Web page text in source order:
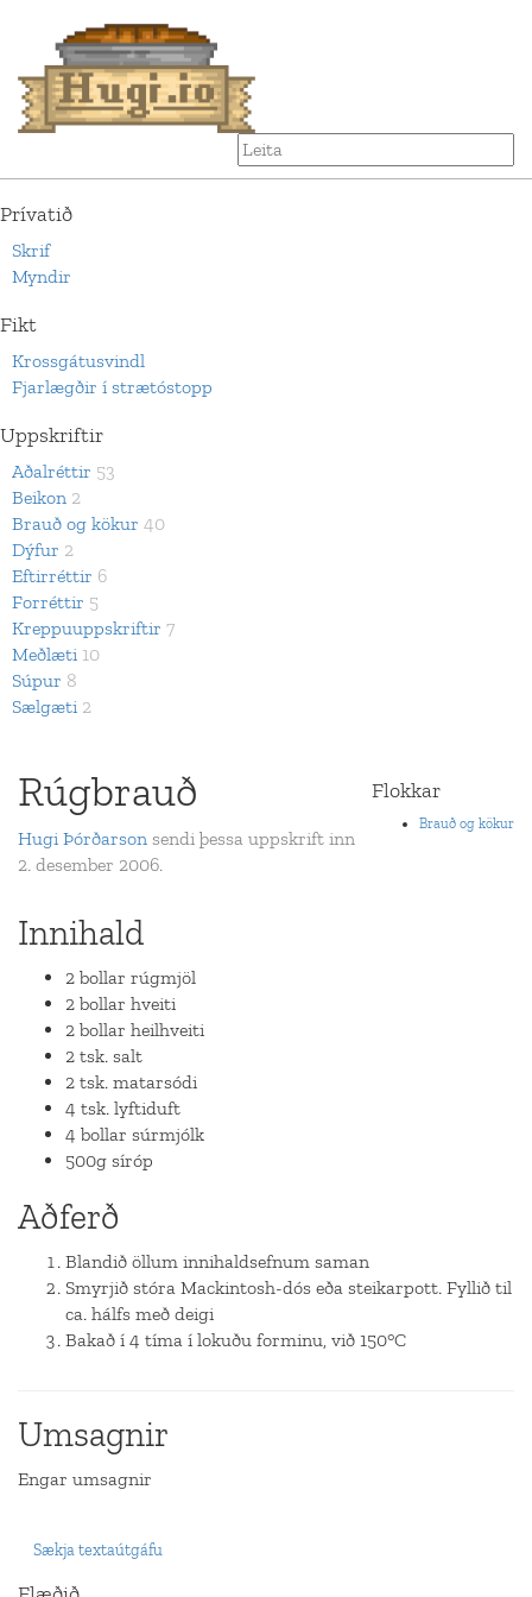
Prívatið
Skrif
Myndir
Fikt
Krossgátusvindl
Fjarlægðir í strætóstopp
Uppskriftir
Aðalréttir 53
Beikon 2
Brauð og kökur 40
Dýfur 2
Eftirréttir 6
Forréttir 5
Kreppuuppskriftir 7
Meðlæti 10
Súpur 8
Sælgæti 2
Flokkar
Brauð og kökur
Rúgbrauð
Hugi Þórðarson sendi þessa uppskrift inn
2. desember 2006.
Innihald
2 bollar rúgmjöl
2 bollar hveiti
2 bollar heilhveiti
2 tsk. salt
2 tsk. matarsódi
4 tsk. lyftiduft
4 bollar súrmjólk
500g síróp
Aðferð
Blandið öllum innihaldsefnum saman
Smyrjið stóra Mackintosh-dós eða steikarpott. Fyllið til
ca. hálfs með deigi
Bakað í 4 tíma í lokuðu forminu, við 150°C
Umsagnir
Engar umsagnir
Sækja textaútgáfu